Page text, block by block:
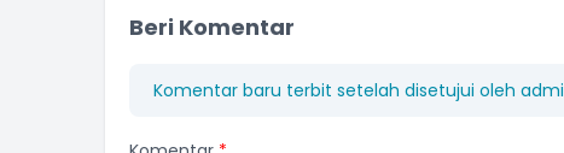
Beri Komentar
Komentar baru terbit setelah disetujui oleh